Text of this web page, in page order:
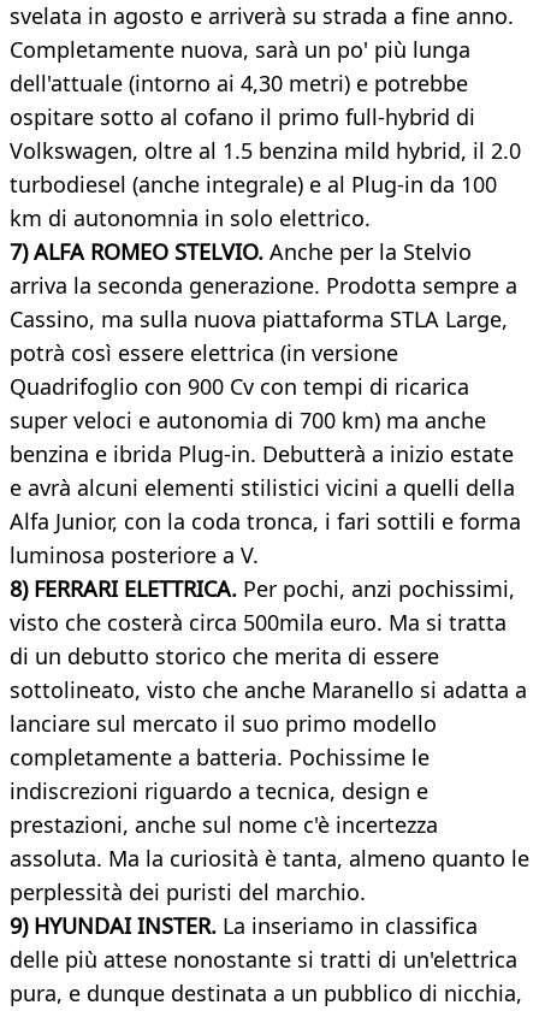
svelata in agosto e arriverà su strada a fine anno.
Completamente nuova, sarà un po' più lunga
dell'attuale (intorno ai 4,30 metri) e potrebbe
ospitare sotto al cofano il primo full-hybrid di
Volkswagen, oltre al 1.5 benzina mild hybrid, il 2.0
turbodiesel (anche integrale) e al Plug-in da 100
km di autonomnia in solo elettrico.
7) ALFA ROMEO STELVIO. Anche per la Stelvio
arriva la seconda generazione. Prodotta sempre a
Cassino, ma sulla nuova piattaforma STLA Large,
potrà così essere elettrica (in versione
Quadrifoglio con 900 Cv con tempi di ricarica
super veloci e autonomia di 700 km) ma anche
benzina e ibrida Plug-in. Debutterà a inizio estate
e avrà alcuni elementi stilistici vicini a quelli della
Alfa Junior, con la coda tronca, i fari sottili e forma
luminosa posteriore a V.
8) FERRARI ELETTRICA. Per pochi, anzi pochissimi,
visto che costerà circa 500mila euro. Ma si tratta
di un debutto storico che merita di essere
sottolineato, visto che anche Maranello si adatta a
lanciare sul mercato il suo primo modello
completamente a batteria. Pochissime le
indiscrezioni riguardo a tecnica, design e
prestazioni, anche sul nome c'è incertezza
assoluta. Ma la curiosità è tanta, almeno quanto le
perplessità dei puristi del marchio.
9) HYUNDAI INSTER. La inseriamo in classifica
delle più attese nonostante si tratti di un'elettrica
pura, e dunque destinata a un pubblico di nicchia,